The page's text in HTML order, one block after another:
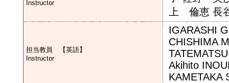
Instructor
上 倫恵
担当教員 【英語】
Instructor
IGARASHI
CHISHIMA
Akihito
KAMETAKA